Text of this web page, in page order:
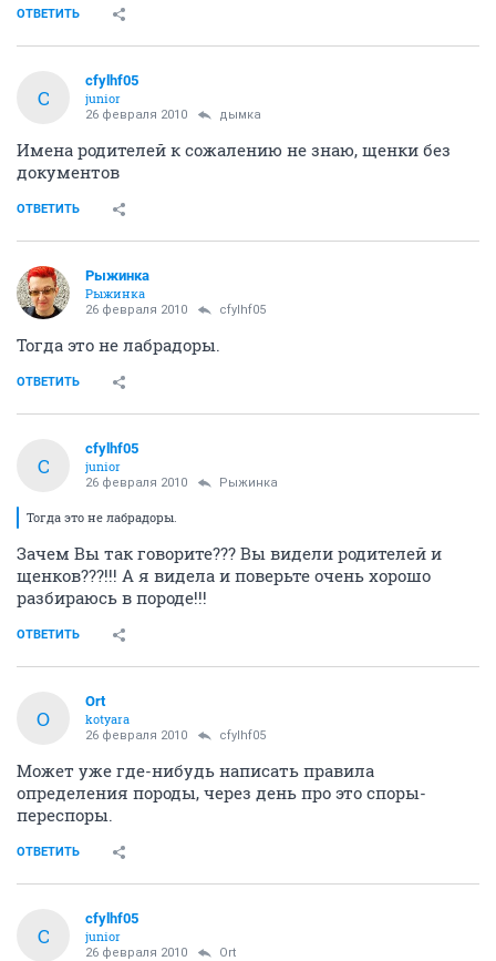
ОТВЕТИТЬ
C
cfylhf05
junior
26 февраля 2010 дымка
Имена родителей к сожалению не знаю, щенки без
документов
ОТВЕТИТЬ
Рыжинка
Рыжинка
26 февраля 2010 cfylhf05
Тогда это не лабрадоры.
ОТВЕТИТЬ
C
cfylhf05
junior
26 февраля 2010 Рыжинка
Тогда это не лабрадоры.
Зачем Вы так говорите??? Вы видели родителей и
щенков???!!! А я видела и поверьте очень хорошо
разбираюсь в породе!!!
ОТВЕТИТЬ
O
Ort
kotyara
26 февраля 2010 cfylhf05
Может уже где-нибудь написать правила
определения породы, через день про это споры-
переспоры.
ОТВЕТИТЬ
C
cfylhf05
junior
26 февраля 2010 Ort